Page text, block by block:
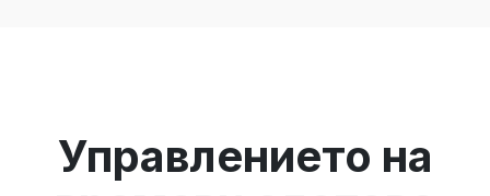
Управлението на